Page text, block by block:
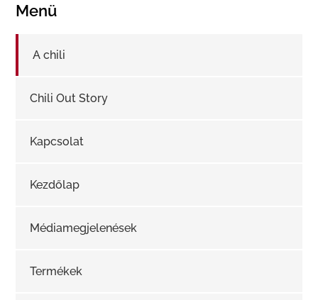
Menü
A chili
Chili Out Story
Kapcsolat
Kezdőlap
Médiamegjelenések
Termékek